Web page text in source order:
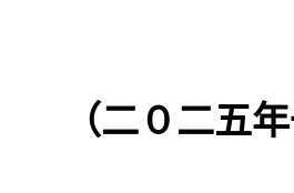
（二０二五